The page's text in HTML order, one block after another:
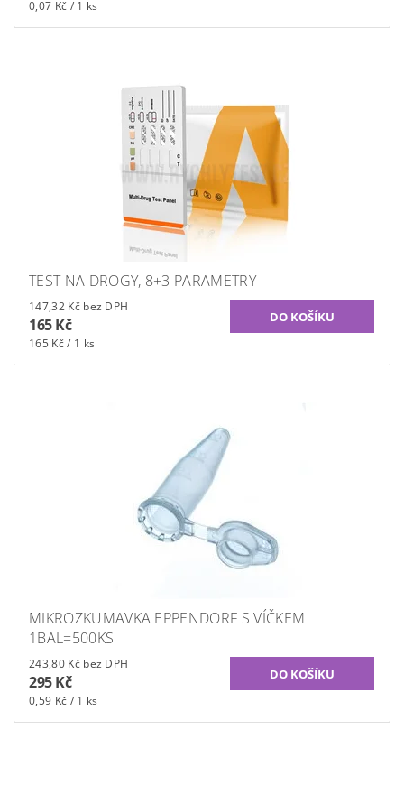
0,07 Kč / 1 ks
TEST NA DROGY, 8+3 PARAMETRY
147,32 Kč bez DPH
165 Kč
165 Kč / 1 ks
MIKROZKUMAVKA EPPENDORF S VÍČKEM
1BAL=500KS
243,80 Kč bez DPH
295 Kč
0,59 Kč / 1 ks